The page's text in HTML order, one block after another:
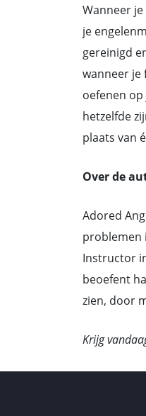
Wanneer
je
gereinigd
wanneer je
oefenen
hetzelfde
plaats van
Over de
Adored
problemen
Instructor
beoefent
zien, door
Krijg